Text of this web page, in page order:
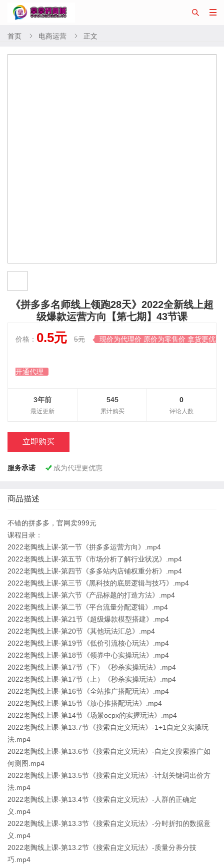


首页  电商运营  正文
《拼多多名师线上领跑28天》2022全新线上超
级爆款运营方向【第七期】43节课
价格： 0.5元 5元  现价为代理价 原价为零售价 拿货更优惠
开通代理
0
评论人数
545
累计购买
3年前
最近更新
立即购买
服务承诺  成为代理更优惠
商品描述
不错的拼多多，官网卖999元
课程目录：
2022老陶线上课-第一节《拼多多运营方向》.mp4
2022老陶线上课-第五节《市场分析了解行业状况》.mp4
2022老陶线上课-第四节《多多站内店铺权重分析》.mp4
2022老陶线上课-第三节《黑科技的底层逻辑与技巧》.mp4
2022老陶线上课-第六节《产品标题的打造方法》.mp4
2022老陶线上课-第二节《平台流量分配逻辑》.mp4
2022老陶线上课-第21节《超级爆款模型搭建》.mp4
2022老陶线上课-第20节《其他玩法汇总》.mp4
2022老陶线上课-第19节《低价引流核心玩法》.mp4
2022老陶线上课-第18节《领券中心实操玩法》.mp4
2022老陶线上课-第17节（下）《秒杀实操玩法》.mp4
2022老陶线上课-第17节（上）《秒杀实操玩法》.mp4
2022老陶线上课-第16节《全站推广搭配玩法》.mp4
2022老陶线上课-第15节《放心推搭配玩法》.mp4
2022老陶线上课-第14节《场景ocpx的实握玩法》.mp4
2022老陶线上课-第13.7节《搜索自定义玩法》-1+1自定义实操玩
法.mp4
2022老陶线上课-第13.6节《搜索自定义玩法》-自定义搜索推广如
何测图.mp4
2022老陶线上课·第13.5节《搜索自定义玩法》-计划关键词出价方
法.mp4
2022老陶线上课-第13.4节《搜索自定义玩法》-人群的正确定
义.mp4
2022老陶线上课-第13.3节《搜索自定义玩法》-分时折扣的数据意
义.mp4
2022老陶线上课-第13.2节《搜索自定义玩法》-质量分养分技
巧.mp4